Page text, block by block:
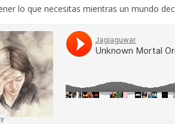
lo que necesitas mientras un mundo